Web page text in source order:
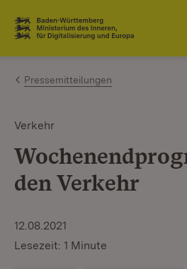
Zum Inhalt springen
Link zur Startseite
Pressemitteilungen
Verkehr
den Verkehr
12.08.2021
Lesezeit: 1 Minute